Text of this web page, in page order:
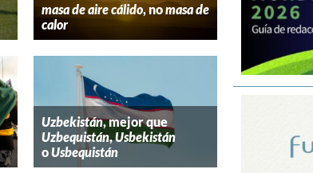
masa de aire cálido, nomasa de
calor
Uzbekistán, mejor que
Uzbequistán,Usbekistán
oUsbequistán